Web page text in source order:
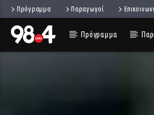
Πρόγραμμα Παραγωγοί
Πρόγραμμα